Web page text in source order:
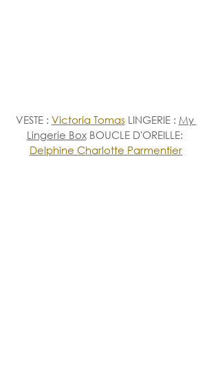
VESTE : Victoria Tomas LINGERIE : My
Lingerie Box BOUCLE D'OREILLE:
Delphine Charlotte Parmentier